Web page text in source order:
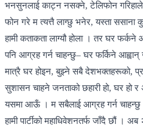
भनसुनलाई काट्न नसक्ने, टेलिफोन
फोन गरे म त्यत्तै लाग्छु भनेर, यस्ता ससाना
हामी कताकता लाग्यौ होला । तर घर
पनि आग्रह गर्न चाहन्छु– घर फर्किने
मात्रै घर होइन, बुझ्ने सबै देशभक्तहरूको,
सुशासन चाहने जनताको छहारी हो, घर हो
यसमा आऊँ । म सबैलाई आग्रह गर्न चाहन्छु
हामी पार्टीको महाधिवेशनतर्फ जाँदै छौं ।